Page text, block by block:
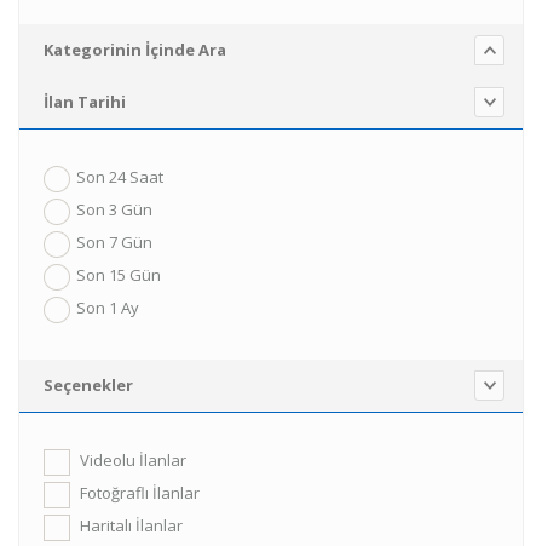
Kategorinin İçinde Ara
İlan Tarihi
Son 24 Saat
Son 3 Gün
Son 7 Gün
Son 15 Gün
Son 1 Ay
Seçenekler
Videolu İlanlar
Fotoğraflı İlanlar
Haritalı İlanlar